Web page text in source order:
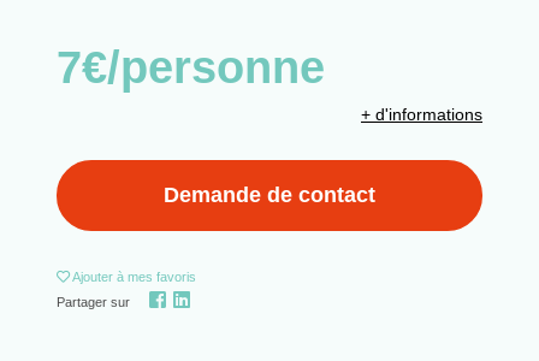
7€/personne
+ d'informations
Demande de contact
Ajouter à mes favoris
Partager sur